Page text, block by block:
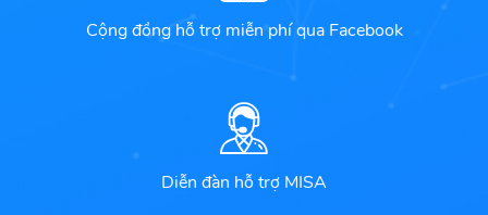
Cộng đồng hỗ trợ miễn phí qua Facebook
Diễn đàn hỗ trợ MISA